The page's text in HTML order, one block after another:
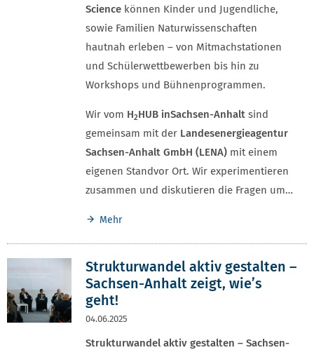
Science können Kinder und Jugendliche,
sowie Familien Naturwissenschaften
hautnah erleben – von Mitmachstationen
und Schülerwettbewerben bis hin zu
Workshops und Bühnenprogrammen.
Wir vom H2HUB inSachsen-Anhalt sind
gemeinsam mit der Landesenergieagentur
Sachsen-Anhalt GmbH (LENA) mit einem
eigenen Standvor Ort. Wir experimentieren
zusammen und diskutieren die Fragen um…
Mehr
Strukturwandel aktiv gestalten –
Sachsen-Anhalt zeigt, wie’s
geht!
04.06.2025
Strukturwandel aktiv gestalten – Sachsen-